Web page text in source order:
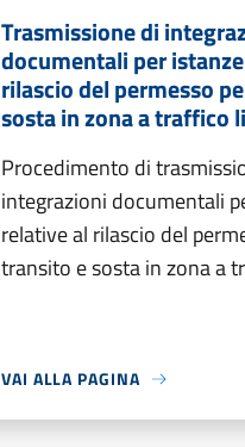
Trasmissione di
documentali per
rilascio del permesso
sosta in zona a traffico
Procedimento di
integrazioni documentali
relative al rilascio del
transito e sosta in zona a
VAI ALLA PAGINA